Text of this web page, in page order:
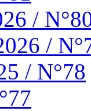
/
/
/ N°78